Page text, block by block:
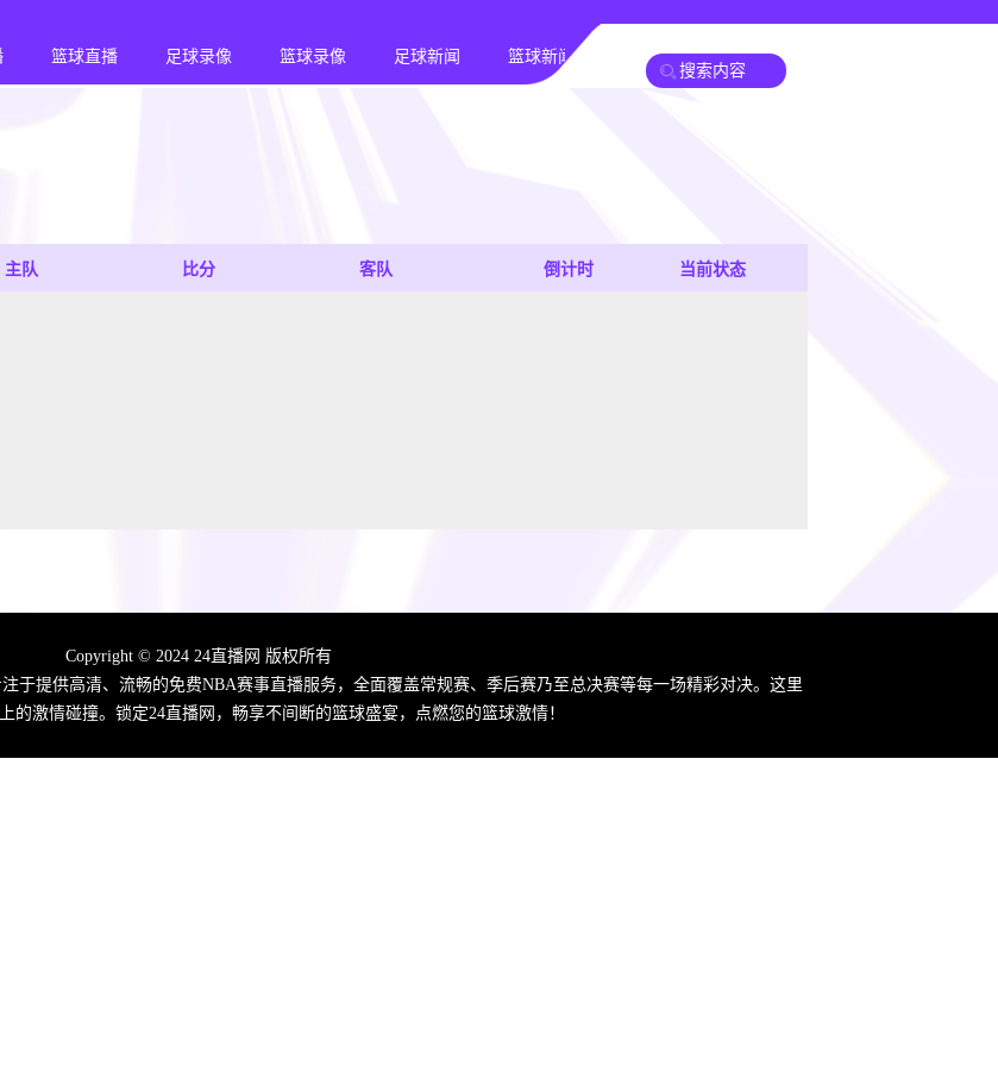
篮球直播 足球录像 篮球录像 足球新闻 篮球新闻
主队 比分 客队 倒计时 当前状态
Copyright © 2024 24直播网 版权所有
于提供高清、流畅的免费NBA赛事直播服务，全面覆盖常规赛、季后赛乃至总决赛等每一场精彩对决。这里
的激情碰撞。锁定24直播网，畅享不间断的篮球盛宴，点燃您的篮球激情！